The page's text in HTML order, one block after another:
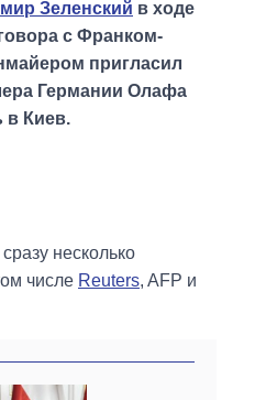
Зеленский в ходе
с Франком-
пригласил
Германии Олафа
в Киев.
несколько
числе Reuters, AFP и